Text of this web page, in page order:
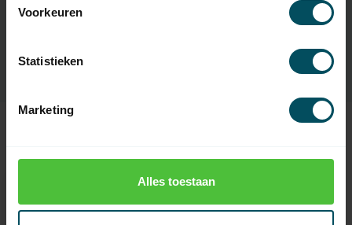
Voorkeuren
Statistieken
Marketing
Alles toestaan
EAN Code